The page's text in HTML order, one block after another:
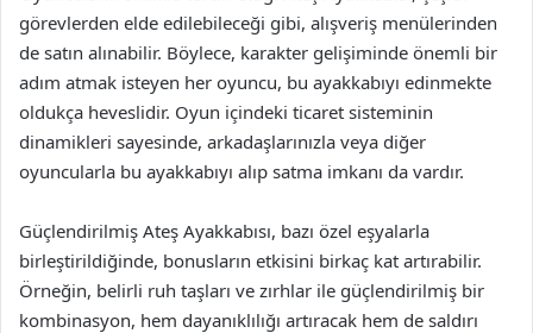
görevlerden elde edilebileceği gibi, alışveriş menülerinden
de satın alınabilir. Böylece, karakter gelişiminde önemli bir
adım atmak isteyen her oyuncu, bu ayakkabıyı edinmekte
oldukça heveslidir. Oyun içindeki ticaret sisteminin
dinamikleri sayesinde, arkadaşlarınızla veya diğer
oyuncularla bu ayakkabıyı alıp satma imkanı da vardır.
Güçlendirilmiş Ateş Ayakkabısı, bazı özel eşyalarla
birleştirildiğinde, bonusların etkisini birkaç kat artırabilir.
Örneğin, belirli ruh taşları ve zırhlar ile güçlendirilmiş bir
kombinasyon, hem dayanıklılığı artıracak hem de saldırı